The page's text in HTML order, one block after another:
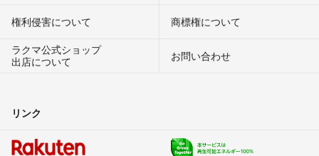
権利侵害について
商標権について
ラクマ公式ショップ
出店について
お問い合わせ
リンク